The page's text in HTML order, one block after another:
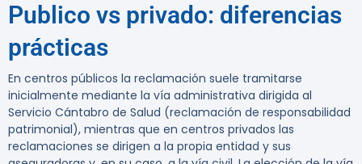
Publico vs privado: diferencias
prácticas
En centros públicos la reclamación suele tramitarse
inicialmente mediante la vía administrativa dirigida al
Servicio Cántabro de Salud (reclamación de responsabilidad
patrimonial), mientras que en centros privados las
reclamaciones se dirigen a la propia entidad y sus